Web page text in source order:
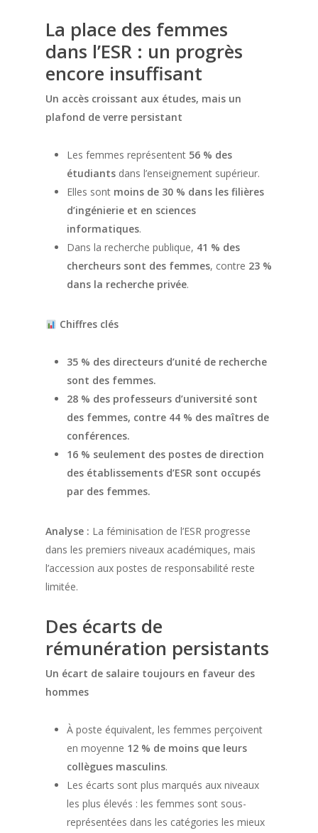
La place des femmes
dans l’ESR : un progrès
encore insuffisant
Un accès croissant aux études, mais un
plafond de verre persistant
Les femmes représentent 56 % des
étudiants dans l’enseignement supérieur.
Elles sont moins de 30 % dans les filières
d’ingénierie et en sciences
informatiques.
Dans la recherche publique, 41 % des
chercheurs sont des femmes, contre 23 %
dans la recherche privée.
Chiffres clés
35 % des directeurs d’unité de recherche
sont des femmes.
28 % des professeurs d’université sont
des femmes, contre 44 % des maîtres de
conférences.
16 % seulement des postes de direction
des établissements d’ESR sont occupés
par des femmes.
Analyse : La féminisation de l’ESR progresse
dans les premiers niveaux académiques, mais
l’accession aux postes de responsabilité reste
limitée.
Des écarts de
rémunération persistants
Un écart de salaire toujours en faveur des
hommes
À poste équivalent, les femmes perçoivent
en moyenne 12 % de moins que leurs
collègues masculins.
Les écarts sont plus marqués aux niveaux
les plus élevés : les femmes sont sous-
représentées dans les catégories les mieux